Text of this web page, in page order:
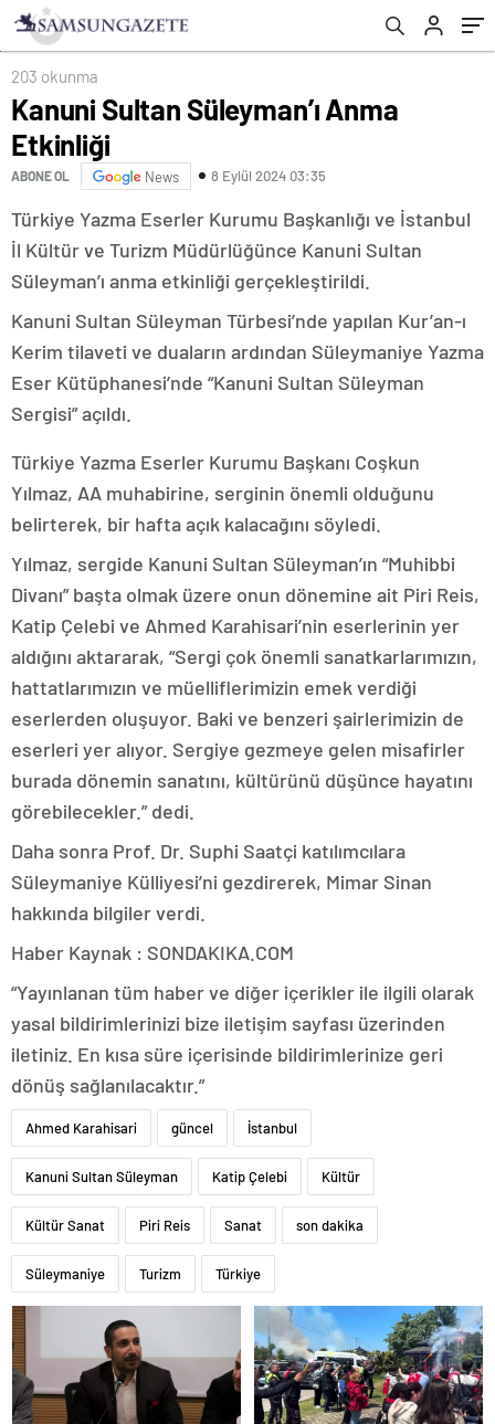
203 okunma
Kanuni Sultan Süleyman’ı Anma
Etkinliği
ABONE OL News 8 Eylül 2024 03:35
Türkiye Yazma Eserler Kurumu Başkanlığı ve İstanbul
İl Kültür ve Turizm Müdürlüğünce Kanuni Sultan
Süleyman’ı anma etkinliği gerçekleştirildi.
Kanuni Sultan Süleyman Türbesi’nde yapılan Kur’an-ı
Kerim tilaveti ve duaların ardından Süleymaniye Yazma
Eser Kütüphanesi’nde “Kanuni Sultan Süleyman
Sergisi” açıldı.
Türkiye Yazma Eserler Kurumu Başkanı Coşkun
Yılmaz, AA muhabirine, serginin önemli olduğunu
belirterek, bir hafta açık kalacağını söyledi.
Yılmaz, sergide Kanuni Sultan Süleyman’ın “Muhibbi
Divanı” başta olmak üzere onun dönemine ait Piri Reis,
Katip Çelebi ve Ahmed Karahisari’nin eserlerinin yer
aldığını aktararak, “Sergi çok önemli sanatkarlarımızın,
hattatlarımızın ve müelliflerimizin emek verdiği
eserlerden oluşuyor. Baki ve benzeri şairlerimizin de
eserleri yer alıyor. Sergiye gezmeye gelen misafirler
burada dönemin sanatını, kültürünü düşünce hayatını
görebilecekler.” dedi.
Daha sonra Prof. Dr. Suphi Saatçi katılımcılara
Süleymaniye Külliyesi’ni gezdirerek, Mimar Sinan
hakkında bilgiler verdi.
Haber Kaynak : SONDAKIKA.COM
“Yayınlanan tüm haber ve diğer içerikler ile ilgili olarak
yasal bildirimlerinizi bize iletişim sayfası üzerinden
iletiniz. En kısa süre içerisinde bildirimlerinize geri
dönüş sağlanılacaktır.”
Ahmed Karahisari güncel İstanbul
Kanuni Sultan Süleyman Katip Çelebi Kültür
Kültür Sanat Piri Reis Sanat son dakika
Süleymaniye Turizm Türkiye